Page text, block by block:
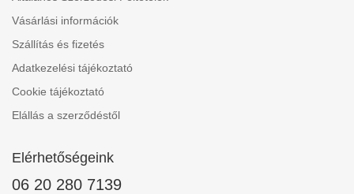
Vásárlási információk
Szállítás és fizetés
Adatkezelési tájékoztató
Cookie tájékoztató
Elállás a szerződéstől
Elérhetőségeink
06 20 280 7139